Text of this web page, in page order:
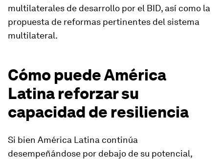
multilaterales de desarrollo por el BID, así como la
propuesta de reformas pertinentes del sistema
multilateral.
Cómo puede América
Latina reforzar su
capacidad de resiliencia
Si bien América Latina continúa
desempeñándose por debajo de su potencial,